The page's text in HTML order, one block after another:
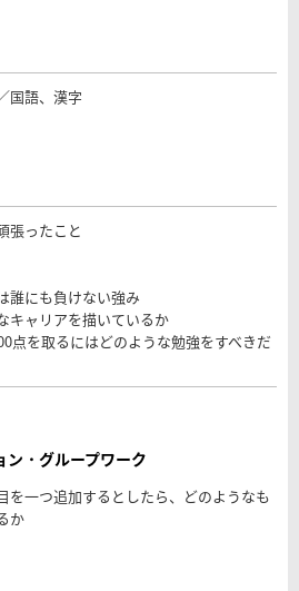
国語、漢字
張ったこと
誰にも負けない強み
キャリアを描いているか
点を取るにはどのような勉強をすべきだ
ン・グループワーク
を一つ追加するとしたら、どのようなも
か